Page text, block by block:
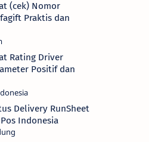
(cek) Nomor
Praktis dan
Rating Driver
Positif dan
Delivery RunSheet
Indonesia